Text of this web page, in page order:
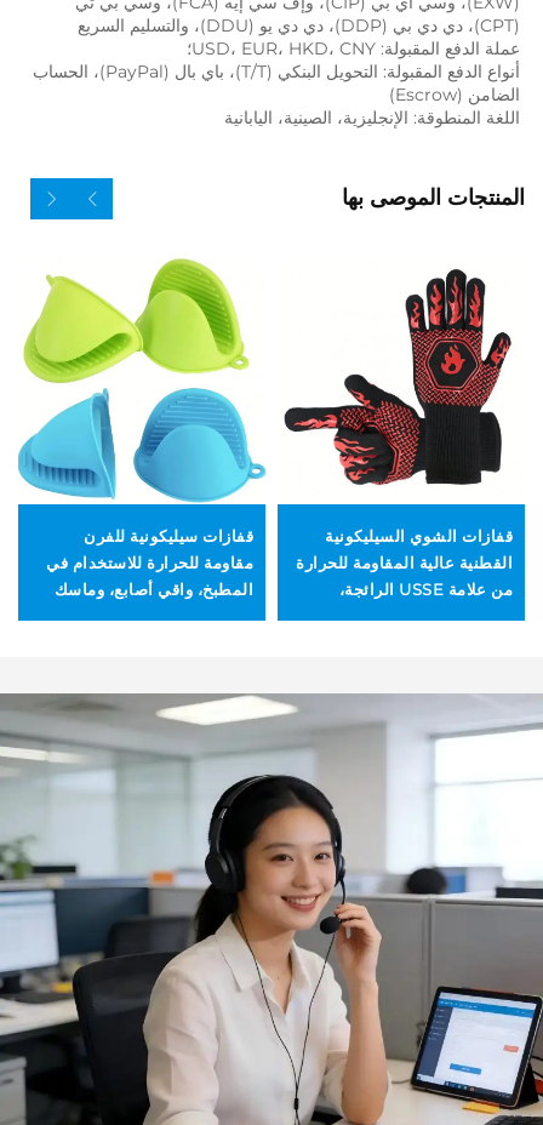
(CPT)، دي دي بي (DDP)، دي دي يو (DDU)، والتسليم السريع
عملة الدفع المقبولة: USD، EUR، HKD، CNY؛
الضامن (Escrow)
اللغة المنطوقة: الإنجليزية، الصينية، اليابانية
المنتجات الموصى بها
قفازات الشوي السيليكونية
القطنية عالية المقاومة للحرارة
من علامة USSE الرائجة،
قفازات سيليكونية للفرن
مقاومة للحرارة للاستخدام في
المطبخ، واقي أصابع، وماسك